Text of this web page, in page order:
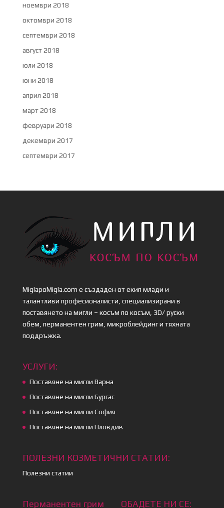
ноември 2018
октомври 2018
септември 2018
август 2018
юли 2018
юни 2018
април 2018
март 2018
февруари 2018
декември 2017
септември 2017
MiglapoMigla.com е създаден от екип млади и
талантливи професионалисти, специализирани в
поставянето на мигли – косъм по косъм, 3D/ руски
обем, перманентен грим, микроблейдинг и тяхната
поддръжка.
УСЛУГИ:
Поставяне на мигли Варна
Поставяне на мигли Бургас
Поставяне на мигли София
Поставяне на мигли Пловдив
ПОЛЕЗНИ КОЗМЕТИЧНИ СТАТИИ:
Полезни статии
Перманентен грим ОБАДЕТЕ НИ СЕ: